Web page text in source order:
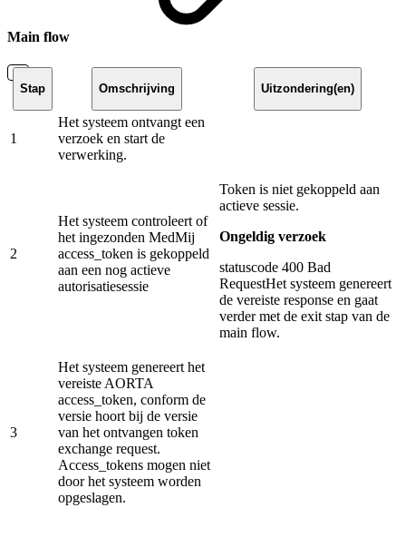
Main flow
Stap Omschrijving Uitzondering(en)
1
Het systeem ontvangt een
verzoek en start de
verwerking.
2
Het systeem controleert of
het ingezonden MedMij
access_token is gekoppeld
aan een nog actieve
autorisatiesessie
Token is niet gekoppeld aan
actieve sessie.
Ongeldig verzoek
statuscode 400 Bad
RequestHet systeem genereert
de vereiste response en gaat
verder met de exit stap van de
main flow.
3
Het systeem genereert het
vereiste AORTA
access_token, conform de
versie hoort bij de versie
van het ontvangen token
exchange request.
Access_tokens mogen niet
door het systeem worden
opgeslagen.